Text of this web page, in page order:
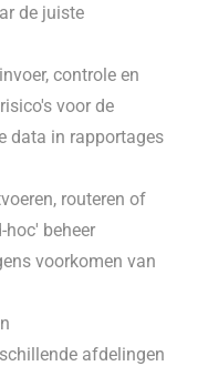
de juiste
controle en
voor de
data in rapportages
routeren of
hoc' beheer
voorkomen van
afdelingen